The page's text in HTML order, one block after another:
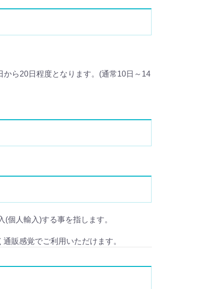
ら20日程度となります。(通常10日～14
個人輸入)する事を指します。
販感覚でご利用いただけます。